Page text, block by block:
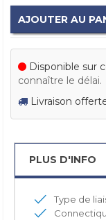
AJOUTER AU
Disponible sur
connaître le délai.
Livraison
PLUS D'INFO
Type de